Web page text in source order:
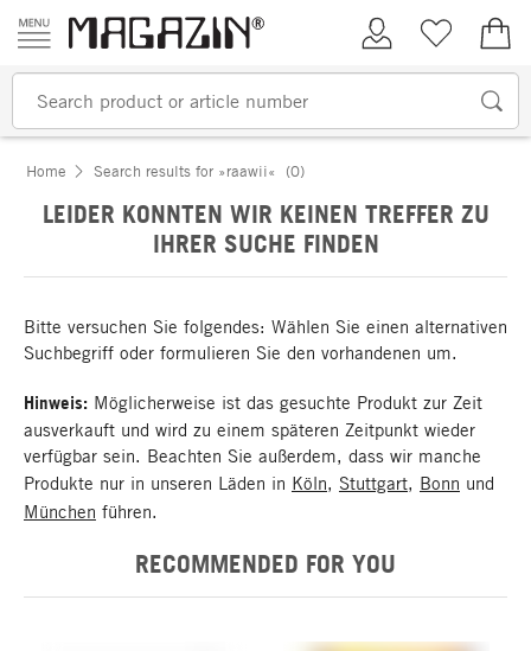
Skip to content
My AccountWish list
Home Search results for »raawii« (0)
LEIDER KONNTEN WIR KEINEN TREFFER ZU
IHRER SUCHE FINDEN
Bitte versuchen Sie folgendes: Wählen Sie einen alternativen
Suchbegriff oder formulieren Sie den vorhandenen um.
Hinweis: Möglicherweise ist das gesuchte Produkt zur Zeit
ausverkauft und wird zu einem späteren Zeitpunkt wieder
verfügbar sein. Beachten Sie außerdem, dass wir manche
Produkte nur in unseren Läden in Köln, Stuttgart, Bonn und
München führen.
RECOMMENDED FOR YOU